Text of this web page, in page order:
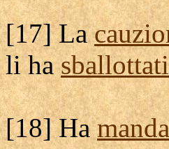
[17] La
li hasballottati
[18] Ha